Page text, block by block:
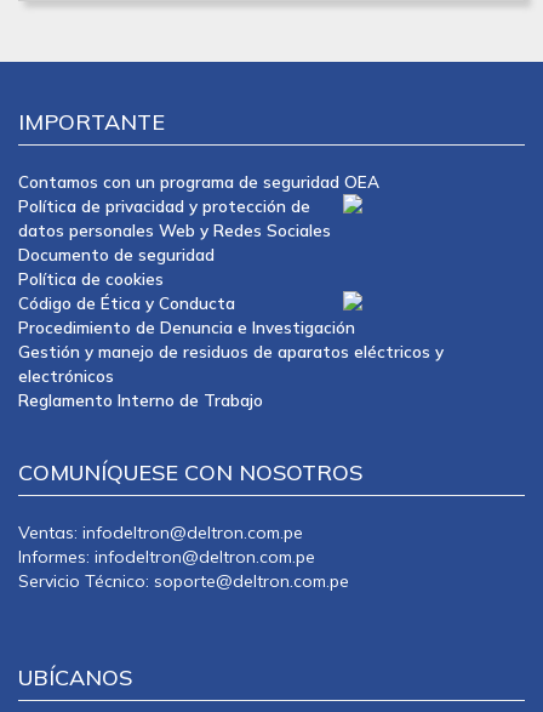
IMPORTANTE
Contamos con un programa de seguridad OEA
Política de privacidad y protección de
datos personales Web y Redes Sociales
Documento de seguridad
Política de cookies
Código de Ética y Conducta
Procedimiento de Denuncia e Investigación
Gestión y manejo de residuos de aparatos eléctricos y
electrónicos
Reglamento Interno de Trabajo
COMUNÍQUESE CON NOSOTROS
Ventas: infodeltron@deltron.com.pe
Informes: infodeltron@deltron.com.pe
Servicio Técnico: soporte@deltron.com.pe
UBÍCANOS